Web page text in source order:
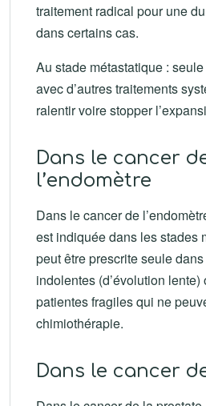
traitement radical pour une
dans certains cas.
Au stade métastatique :
avec d’autres traitements
ralentir voire stopper
Dans le cancer
l’endomètre
Dans le cancer de
est indiquée dans les stades
peut être prescrite seule
indolentes (d’évolution lente)
patientes fragiles qui ne
chimiothérapie.
Dans le cancer